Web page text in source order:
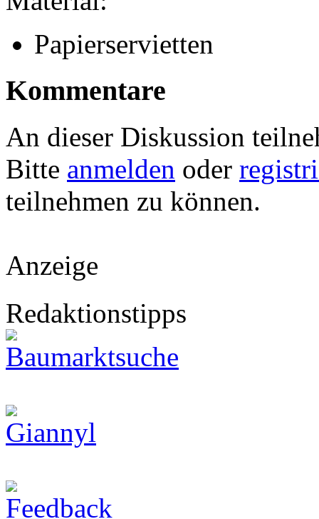
Papierservietten
Kommentare
An dieser Diskussion
Bitte anmelden oder
teilnehmen zu können.
Anzeige
Redaktionstipps